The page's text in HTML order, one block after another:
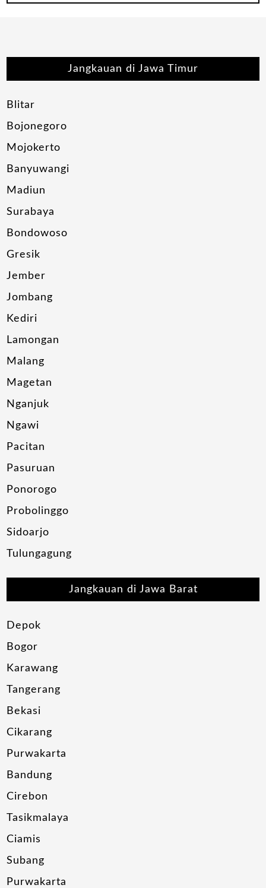
Jangkauan di Jawa Timur
Blitar
Bojonegoro
Mojokerto
Banyuwangi
Madiun
Surabaya
Bondowoso
Gresik
Jember
Jombang
Kediri
Lamongan
Malang
Magetan
Nganjuk
Ngawi
Pacitan
Pasuruan
Ponorogo
Probolinggo
Sidoarjo
Tulungagung
Jangkauan di Jawa Barat
Depok
Bogor
Karawang
Tangerang
Bekasi
Cikarang
Purwakarta
Bandung
Cirebon
Tasikmalaya
Ciamis
Subang
Purwakarta